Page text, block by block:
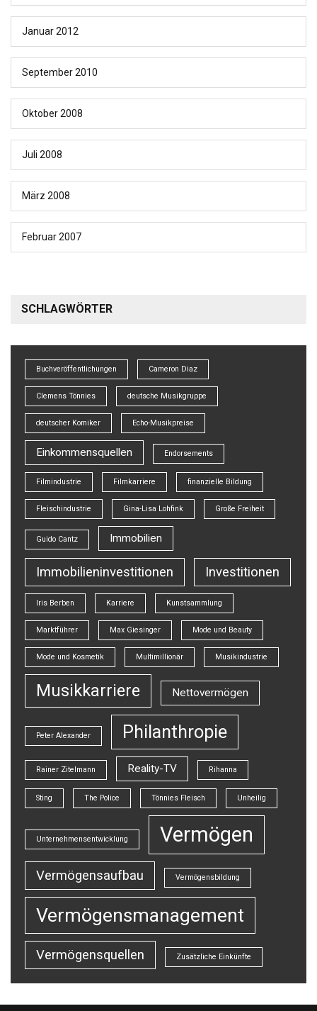
Januar 2012
September 2010
Oktober 2008
Juli 2008
März 2008
Februar 2007
SCHLAGWÖRTER
Buchveröffentlichungen Cameron Diaz
Clemens Tönnies deutsche Musikgruppe
deutscher Komiker Echo-Musikpreise
Einkommensquellen Endorsements
Filmindustrie Filmkarriere finanzielle Bildung
Fleischindustrie Gina-Lisa Lohfink Große Freiheit
Guido Cantz Immobilien
Immobilieninvestitionen Investitionen
Iris Berben Karriere Kunstsammlung
Marktführer Max Giesinger Mode und Beauty
Mode und Kosmetik Multimillionär Musikindustrie
Musikkarriere Nettovermögen
Peter Alexander Philanthropie
Rainer Zitelmann Reality-TV Rihanna
Sting The Police Tönnies Fleisch Unheilig
Unternehmensentwicklung Vermögen
Vermögensaufbau Vermögensbildung
Vermögensmanagement
Vermögensquellen Zusätzliche Einkünfte